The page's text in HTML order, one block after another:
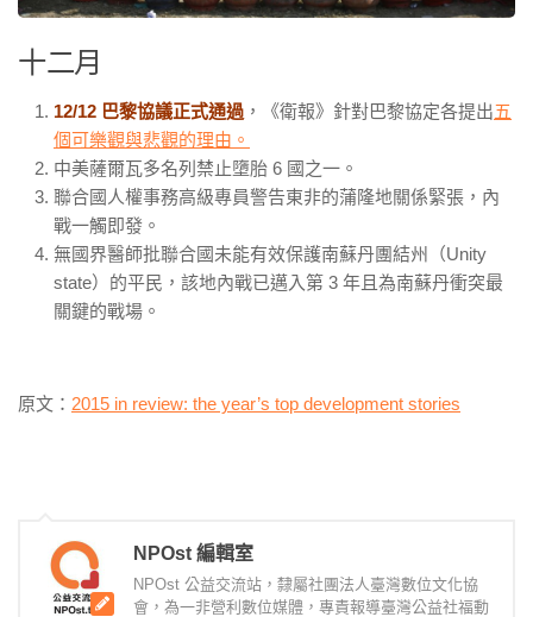
十二月
12/12 巴黎協議正式通過 ，《衛報》針對巴黎協定各提出五
個可樂觀與悲觀的理由。
中美薩爾瓦多名列禁止墮胎 6 國之一。
聯合國人權事務高級專員警告東非的蒲隆地關係緊張，內
戰一觸即發。
無國界醫師批聯合國未能有效保護南蘇丹團結州（Unity
state）的平民，該地內戰已邁入第 3 年且為南蘇丹衝突最
關鍵的戰場。
原文： 2015 in review: the year’s top development stories
NPOst 編輯室
NPOst 公益交流站，隸屬社團法人臺灣數位文化協
會，為一非營利數位媒體，專責報導臺灣公益社福動